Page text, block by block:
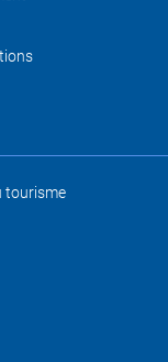
tourisme